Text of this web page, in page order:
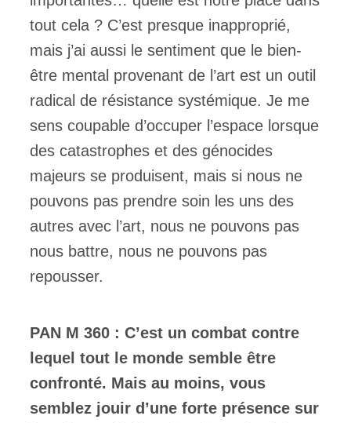
tout cela ? C’est presque inapproprié,
mais j’ai aussi le sentiment que le bien-
être mental provenant de l’art est un outil
radical de résistance systémique. Je me
sens coupable d’occuper l’espace lorsque
des catastrophes et des génocides
majeurs se produisent, mais si nous ne
pouvons pas prendre soin les uns des
autres avec l’art, nous ne pouvons pas
nous battre, nous ne pouvons pas
repousser.
PAN M 360 : C’est un combat contre
lequel tout le monde semble être
confronté. Mais au moins, vous
semblez jouir d’une forte présence sur